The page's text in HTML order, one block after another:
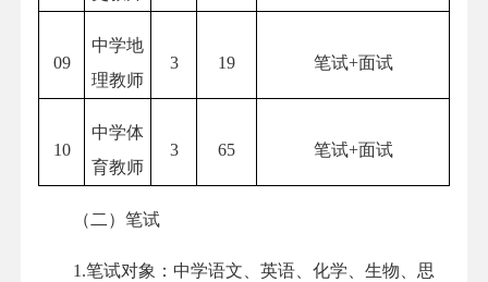
09
中学地
理教师
3 19 笔试+面试
10
中学体
育教师
3 65 笔试+面试
（二）笔试
1.笔试对象：中学语文、英语、化学、生物、思